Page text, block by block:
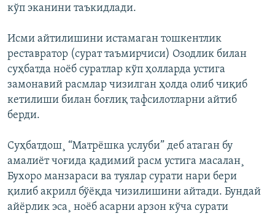
кўп эканини таъкидлади.
Исми айтилишини истамаган тошкентлик
реставратор (сурат таъмирчиси) Озодлик билан
суҳбатда ноëб суратлар кўп ҳолларда устига
замонавий расмлар чизилган ҳолда олиб чиқиб
кетилиши билан боғлиқ тафсилотларни айтиб
берди.
Суҳбатдош¸ “Матрëшка услуби” деб атаган бу
амалиëт чоғида қадимий расм устига масалан¸
Бухоро манзараси ва туялар сурати нари бери
қилиб акрилл бўëқда чизилишини айтади. Бундай
айëрлик эса¸ ноëб асарни арзон кўча сурати